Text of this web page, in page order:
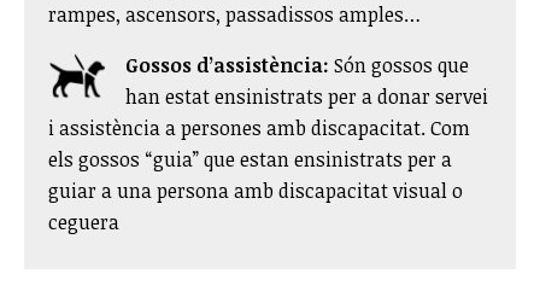
rampes, ascensors, passadissos amples…
Gossos d’assistència: Són gossos que
han estat ensinistrats per a donar servei
i assistència a persones amb discapacitat. Com
els gossos “guia” que estan ensinistrats per a
guiar a una persona amb discapacitat visual o
ceguera​